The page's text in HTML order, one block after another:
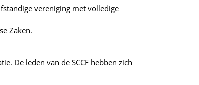
vereniging met volledige
Zaken.
De leden van de SCCF hebben zich